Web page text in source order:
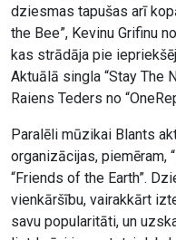
dziesmas tapušas arī
the Bee”, Kevinu Grifinu
kas strādāja pie
Aktuālā singla “Stay The
Raiens Teders no
Paralēli mūzikai Blants
organizācijas, piemēram,
“Friends of the Earth”.
vienkāršību, vairakkārt
savu popularitāti, un